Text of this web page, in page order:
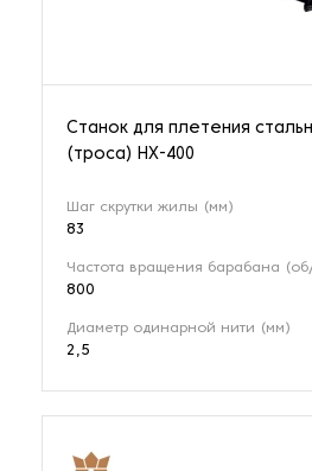
Станок для плетения
(троса) HX-400
Шаг скрутки жилы (мм)
83
Частота вращения барабана
800
Диаметр одинарной нити (мм)
2,5